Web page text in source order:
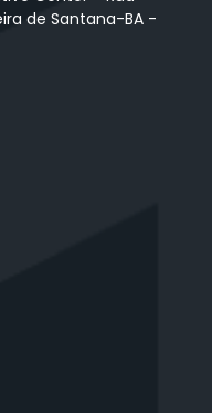
de Santana-BA -